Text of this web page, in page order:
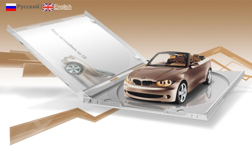
Русский | English